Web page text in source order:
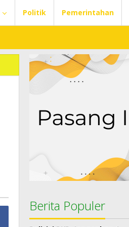
Politik Pemerintahan
Berita Populer